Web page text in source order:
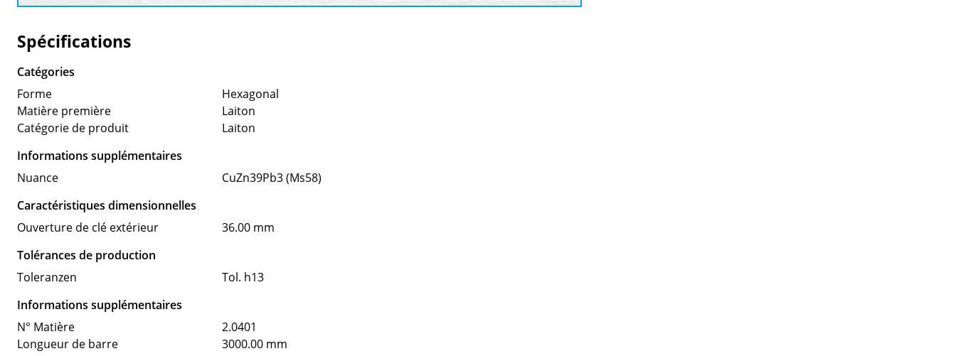
Spécifications
Catégories
Forme
Hexagonal
Matière première
Laiton
Catégorie de produit
Laiton
Informations supplémentaires
Nuance
CuZn39Pb3 (Ms58)
Caractéristiques dimensionnelles
Ouverture de clé extérieur
36.00 mm
Tolérances de production
Toleranzen
Tol. h13
Informations supplémentaires
N° Matière
2.0401
Longueur de barre
3000.00 mm